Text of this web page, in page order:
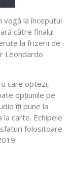
vogă la începutul
către finalul
la frizerii de
Leondardo
care optezi,
opțiunile pe
îți pune la
carte. Echipele
folositoare